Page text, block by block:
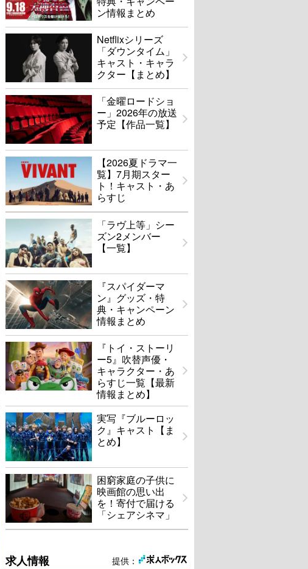
ン情報まとめ
Netflixシリーズ
「ダウンタイム」
キャスト・キャラ
クター【まとめ】
「金曜ロードショ
ー」2026年の放送
予定【作品一覧】
【2026夏ドラマ一
覧】7月期スター
ト！キャスト・あ
らすじ
「ラヴ上等」シー
ズン2メンバー
【一覧】
『スパイダーマ
ン』グッズ・特
典・キャンペーン
情報まとめ
『トイ・ストーリ
ー5』吹替声優・
キャラクター・あ
らすじ一覧【最新
情報まとめ】
実写『ブルーロッ
ク』キャスト【ま
とめ】
困窮家庭の子供に
映画館の思い出
を！寄付で届ける
「シェアシネマ」
提供：
求人情報